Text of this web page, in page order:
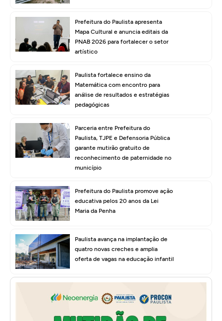
Prefeitura do Paulista apresenta
Mapa Cultural e anuncia editais da
PNAB 2026 para fortalecer o setor
artístico
Paulista fortalece ensino da
Matemática com encontro para
análise de resultados e estratégias
pedagógicas
Parceria entre Prefeitura do
Paulista, TJPE e Defensoria Pública
garante mutirão gratuito de
reconhecimento de paternidade no
município
Prefeitura do Paulista promove ação
educativa pelos 20 anos da Lei
Maria da Penha
Paulista avança na implantação de
quatro novas creches e amplia
oferta de vagas na educação infantil